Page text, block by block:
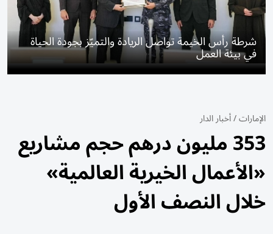
شرطة رأس الخيمة تواصل الريادة والتميّز بجودة الحياة
في بيئة العمل
الإمارات/أخبار الدار
353 مليون درهم حجم مشاريع
«الأعمال الخيرية العالمية»
خلال النصف الأول